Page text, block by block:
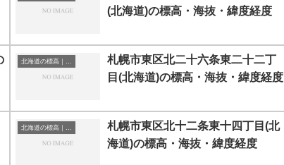
(北海道)の標高・海抜・緯度経度
札幌市東区北二十六条東二十二丁
目(北海道)の標高・海抜・緯度経度
札幌市東区北十二条東十四丁目(北
海道)の標高・海抜・緯度経度